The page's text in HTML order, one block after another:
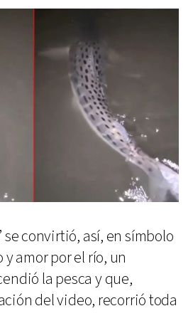
se convirtió, así, en símbolo
amor por el río, un
la pesca y que,
del video, recorrió toda